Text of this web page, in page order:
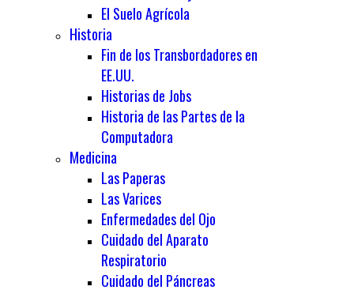
El Suelo Agrícola
Historia
Fin de los Transbordadores en
EE.UU.
Historias de Jobs
Historia de las Partes de la
Computadora
Medicina
Las Paperas
Las Varices
Enfermedades del Ojo
Cuidado del Aparato
Respiratorio
Cuidado del Páncreas